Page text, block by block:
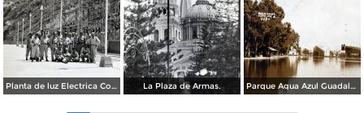
Planta de luz Electrica Colimilla. ( Fechada el 1 de Octubre de 1950 ). La Plaza de Armas. Parque Agua Azul Guadalajara, Jalisco.